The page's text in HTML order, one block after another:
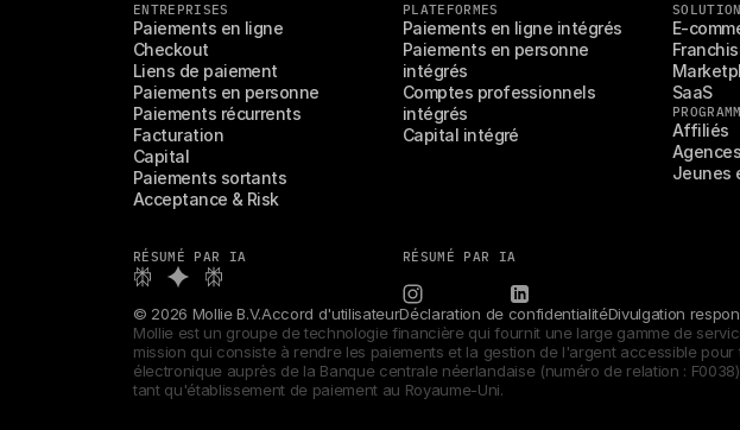
ENTREPRISES
Paiements en ligne
Checkout
Liens de paiement
Paiements en personne
Paiements récurrents
Facturation
Capital
Paiements sortants
Acceptance & Risk
PLATEFORMES
Paiements en ligne intégrés
Paiements en personne
intégrés
Comptes professionnels
intégrés
Capital intégré
E-
SaaS
Affiliés
Agences
Jeunes
RÉSUMÉ PAR IA RÉSUMÉ PAR IA
© 2026 Mollie B.V.Accord d'utilisateurDéclaration de confidentialitéDivulgation
Mollie est un groupe de technologie financière qui fournit une large gamme de
mission qui consiste à rendre les paiements et la gestion de l'argent accessible
électronique auprès de la Banque centrale néerlandaise (numéro de relation :
tant qu'établissement de paiement au Royaume-Uni.